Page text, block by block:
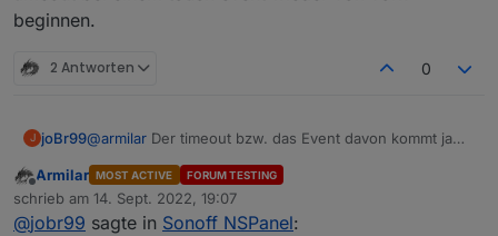
Nehmen wir an die steht auf 20 Sekunden.
dann haut mir zwischendurch das Ding
automatisch den Screensaver rein.
Ich finde es wäre nice, dass immer wenn die
Funktion zum Scrollen einer Seite aufgerufen
wird, der Timeout erneuert wird.
beginnen.
2 Antworten 0
J joBr99@armilar Der timeout bzw. das Event davon kommt ja
dran machen, allerdings sollte der counter für den
timeout bei einem touch event wieder von vorn
beginnen.
Offline
Armilar MOST ACTIVE FORUM TESTING
schrieb am 14. Sept. 2022, 19:07
zuletzt editiert von
@jobr99 sagte in Sonoff NSPanel: